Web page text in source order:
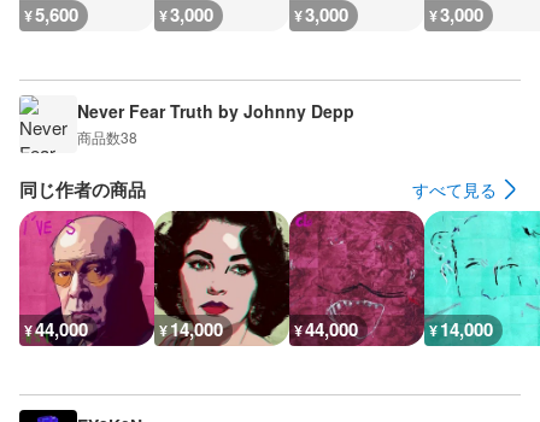
¥5,600 ¥3,000 ¥3,000 ¥3,000
Never Fear Truth by Johnny Depp
商品数38
同じ作者の商品 すべて見る
¥44,000 ¥14,000 ¥44,000 ¥14,000